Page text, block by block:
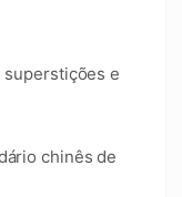
superstições e
chinês de